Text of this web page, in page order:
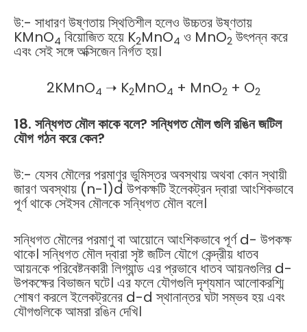
উ:- সাধারণ উষ্ণতায় স্থিতিশীল হলেও উচ্চতর উষ্ণতায়
KMnO4 বিয়োজিত হয়ে K2MnO4 ও MnO2 উৎপন্ন করে
এবং সেই সঙ্গে অক্সিজেন নির্গত হয়।
2KMnO4 ➝ K2MnO4 + MnO2 + O2
18. সন্ধিগত মৌল কাকে বলে? সন্ধিগত মৌল গুলি রঙিন জটিল
যৌগ গঠন করে কেন?
উ:- যেসব মৌলের পরমাণুর ভুমিস্তর অবস্থায় অথবা কোন স্থায়ী
জারণ অবস্থায় (n-1)d উপকক্ষটি ইলেকট্রন দ্বারা আংশিকভাবে
পূর্ণ থাকে সেইসব মৌলকে সন্ধিগত মৌল বলে।
সন্ধিগত মৌলের পরমাণু বা আয়োনে আংশিকভাবে পূর্ণ d- উপকক্ষ
থাকে। সন্ধিগত মৌল দ্বারা সৃষ্ট জটিল যৌগে কেন্দ্রীয় ধাতব
আয়নকে পরিবেষ্টনকারী লিগ্যান্ড এর প্রভাবে ধাতব আয়নগুলির d-
উপকক্ষের বিভাজন ঘটে। এর ফলে যৌগগুলি দৃশ্যমান আলোকরশ্মি
শোষণ করলে ইলেকট্রনের d-d স্থানান্তর ঘটা সম্ভব হয় এবং
যৌগগুলিকে আমরা রঙিন দেখি।